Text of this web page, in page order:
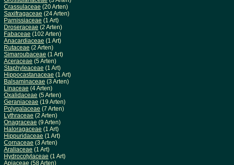
Crassulaceae (20 Arten)
Saxifragaceae (24 Arten)
Parnissiaceae (1 Art)
Droseraceae (2 Arten)
Fabaceae (102 Arten)
Anacardiaceae (1 Art)
Rutaceae (2 Arten)
Simaroubaceae (1 Art)
Aceraceae (5 Arten)
Staphyleaceae (1 Art)
Hippocastanaceae (1 Art)
Balsaminaceae (3 Arten)
Linaceae (4 Arten)
Oxalidaceae (5 Arten)
Geraniaceae (19 Arten)
Polygalaceae (7 Arten)
Lythraceae (2 Arten)
Onagraceae (9 Arten)
Haloragaceae (1 Art)
Hippuridaceae (1 Art)
Cornaceae (3 Arten)
Araliaceae (1 Art)
Hydrocotylaceae (1 Art)
Apiaceae (58 Arten)